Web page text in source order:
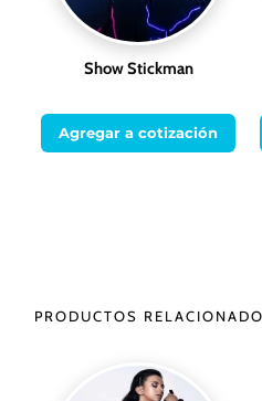
Show Stickman
Agregar a cotización
PRODUCTOS